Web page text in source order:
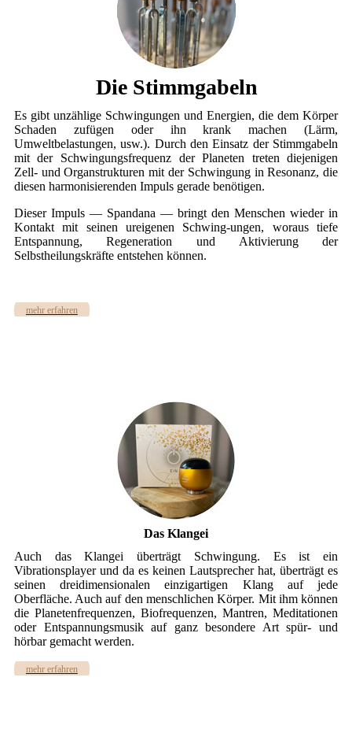
Die Stimmgabeln
Es gibt unzählige Schwingungen und Energien, die dem Körper
Schaden zufügen oder ihn krank machen (Lärm,
Umweltbelastungen, usw.). Durch den Einsatz der Stimmgabeln
mit der Schwingungsfrequenz der Planeten treten diejenigen
Zell- und Organstrukturen mit der Schwingung in Resonanz, die
diesen harmonisierenden Impuls gerade benötigen.
Dieser Impuls — Spandana — bringt den Menschen wieder in
Kontakt mit seinen ureigenen Schwing-ungen, woraus tiefe
Entspannung, Regeneration und Aktivierung der
Selbstheilungskräfte entstehen können.
mehr erfahren
Das Klangei
Auch das Klangei überträgt Schwingung. Es ist ein
Vibrationsplayer und da es keinen Lautsprecher hat, überträgt es
seinen dreidimensionalen einzigartigen Klang auf jede
Oberfläche. Auch auf den menschlichen Körper. Mit ihm können
die Planetenfrequenzen, Biofrequenzen, Mantren, Meditationen
oder Entspannungsmusik auf ganz besondere Art spür- und
hörbar gemacht werden.
mehr erfahren